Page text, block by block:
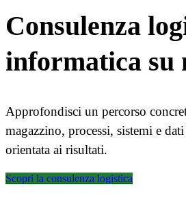
Consulenza
informatica su
Approfondisci un percorso
magazzino, processi, sistemi e
orientata ai risultati.
Scopri la consulenza logistica